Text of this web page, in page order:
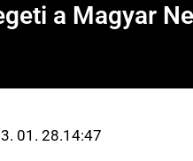
a Magyar
01. 28.14:47